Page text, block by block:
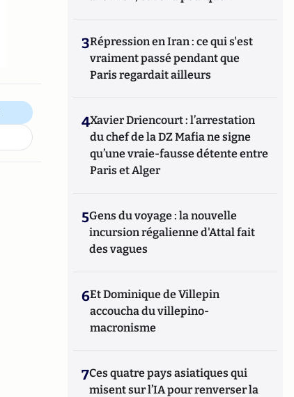
3Répression en Iran : ce qui s'est
vraiment passé pendant que
Paris regardait ailleurs
4Xavier Driencourt : l’arrestation
du chef de la DZ Mafia ne signe
qu’une vraie-fausse détente entre
Paris et Alger
5Gens du voyage : la nouvelle
incursion régalienne d'Attal fait
des vagues
6Et Dominique de Villepin
accoucha du villepino-
macronisme
7Ces quatre pays asiatiques qui
misent sur l’IA pour renverser la